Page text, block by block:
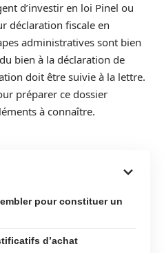
d’investir en loi Pinel ou
déclaration fiscale en
administratives sont bien
bien à la déclaration de
doit être suivie à la lettre.
préparer ce dossier
à connaître.
pour constituer un
d’achat